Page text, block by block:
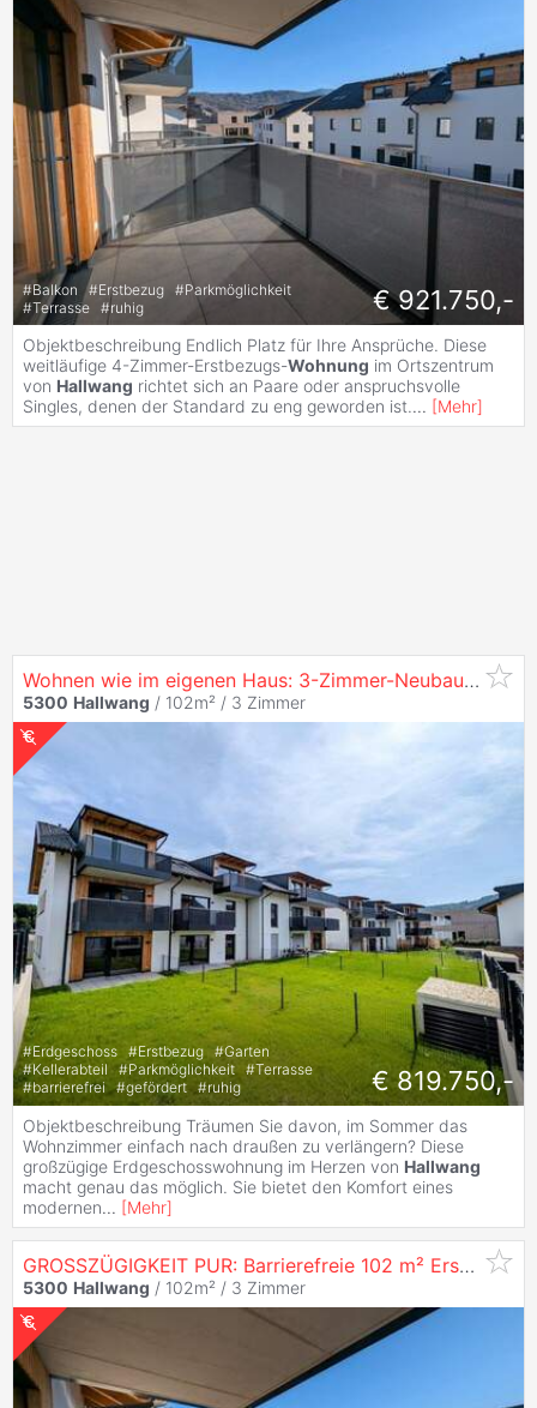
#Balkon #Erstbezug #Parkmöglichkeit
#Terrasse #ruhig € 921.750,-
Objektbeschreibung Endlich Platz für Ihre Ansprüche. Diese
weitläufige 4-Zimmer-Erstbezugs-Wohnung im Ortszentrum
von Hallwang richtet sich an Paare oder anspruchsvolle
Singles, denen der Standard zu eng geworden ist.... [Mehr]
Wohnen wie im eigenen Haus: 3-Zimmer-Neubau mit Garten & Terrasse in
5300 Hallwang / 102m² / 3 Zimmer
#Erdgeschoss #Erstbezug #Garten
#Kellerabteil #Parkmöglichkeit #Terrasse
#barrierefrei #gefördert #ruhig € 819.750,-
Objektbeschreibung Träumen Sie davon, im Sommer das
Wohnzimmer einfach nach draußen zu verlängern? Diese
großzügige Erdgeschosswohnung im Herzen von Hallwang
macht genau das möglich. Sie bietet den Komfort eines
modernen... [Mehr]
GROSSZÜGIGKEIT PUR: Barrierefreie 102 m² Erstbezugs-
5300 Hallwang / 102m² / 3 Zimmer